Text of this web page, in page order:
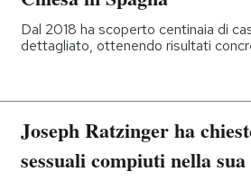
Dal 2018 ha scoperto centinaia di
dettagliato, ottenendo risultati
Joseph Ratzinger ha
sessuali compiuti nella